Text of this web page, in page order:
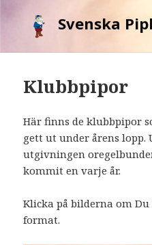
Svenska
Klubbpipor
Här finns de klubbpipor
gett ut under årens lopp.
utgivningen
kommit en varje år.
Klicka på bilderna om
format.